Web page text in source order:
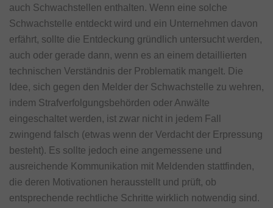
auch Schwachstellen enthalten. Wenn eine solche
Schwachstelle entdeckt wird und ein Unternehmen davon
erfährt, sollte die Entdeckung gründlich untersucht werden,
auch oder gerade dann, wenn es an einem detaillierten
technischen Verständnis der Problematik mangelt. Die
Idee, sich gegen den Melder der Schwachstelle zu wehren,
indem Strafverfolgungsbehörden oder Anwälte
eingeschaltet werden, ist zwar nicht in jedem Fall
zwingend falsch (etwas wenn der Verdacht der Erpressung
besteht). Es sollte jedoch eine angemessene und
ausreichende Kommunikation mit Meldenden stattfinden,
die deren Motivationen herausstellt und prüft, ob
entsprechende rechtliche Schritte wirklich notwendig sind.